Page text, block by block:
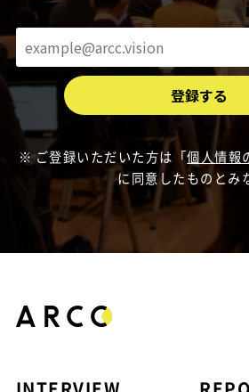
ご登録いただいた方は「個人情報
に同意したものとみ